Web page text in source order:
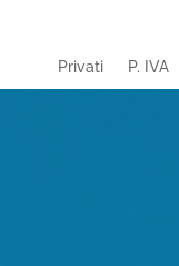
Privati P. IVA